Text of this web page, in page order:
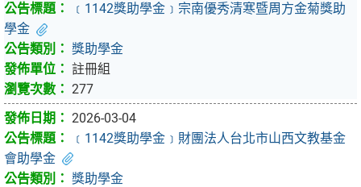
﹝1142獎助學金﹞宗南優秀清寒暨周方金菊獎助
學金
獎助學金
註冊組
277
2026-03-04
﹝1142獎助學金﹞財團法人台北市山西文教基金
會助學金
獎助學金